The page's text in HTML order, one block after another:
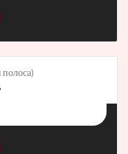
полоса)